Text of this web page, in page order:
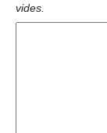
vides.